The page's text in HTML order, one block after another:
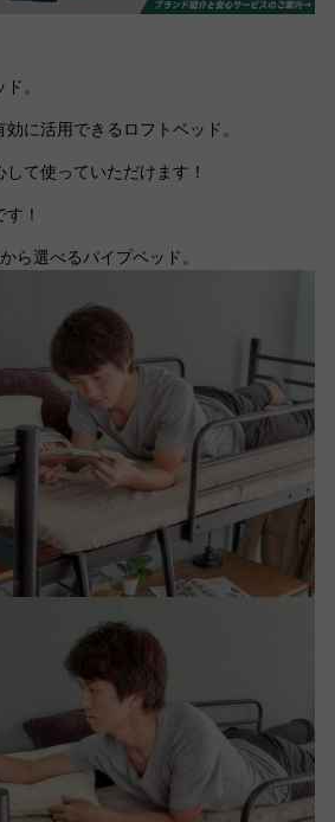
。
に活用できるロフトベッド。
て使っていただけます！
！
ら選べるパイプベッド。